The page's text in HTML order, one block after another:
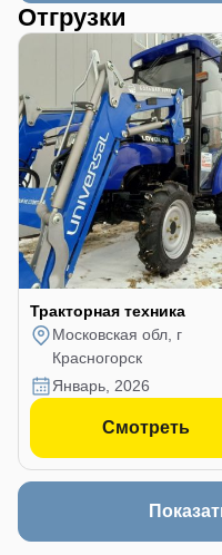
Отгрузки
Тракторная техника
Московская обл, г
Красногорск
январь, 2026
Смотреть